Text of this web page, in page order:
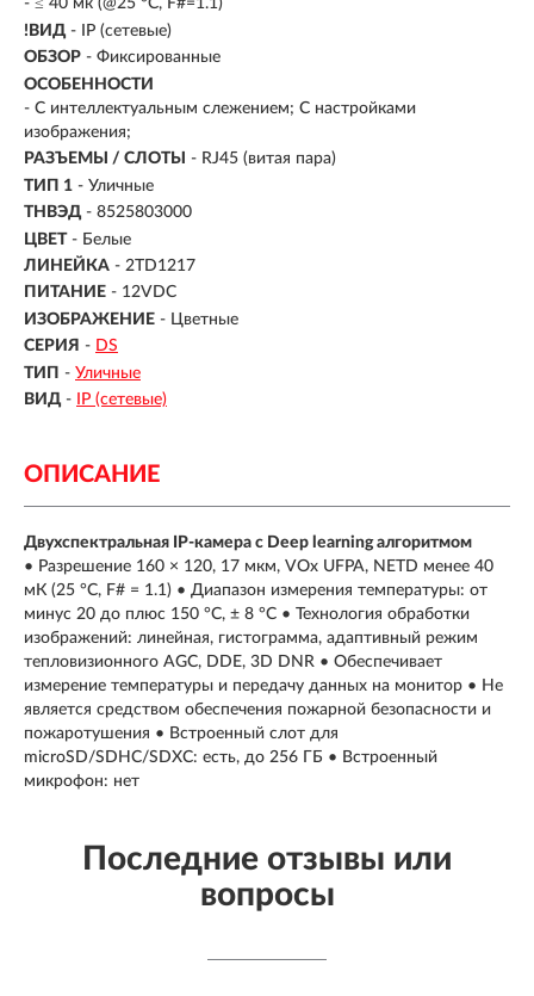
- ≤ 40 мк (@25 °C, F#=1.1)
!ВИД - IP (сетевые)
ОБЗОР - Фиксированные
ОСОБЕННОСТИ
- С интеллектуальным слежением; С настройками
изображения;
РАЗЪЕМЫ / СЛОТЫ
- RJ45 (витая пара)
ТИП 1 - Уличные
ТНВЭД - 8525803000
ЦВЕТ - Белые
ЛИНЕЙКА - 2TD1217
ПИТАНИЕ - 12VDC
ИЗОБРАЖЕНИЕ - Цветные
СЕРИЯ - DS
ТИП - Уличные
ВИД - IP (сетевые)
ОПИСАНИЕ
Двухспектральная IP-камера с Deep learning алгоритмом
• Разрешение 160 × 120, 17 мкм, VOx UFPA, NETD менее 40
мК (25 °C, F# = 1.1) • Диапазон измерения температуры: от
минус 20 до плюс 150 °C, ± 8 °C • Технология обработки
изображений: линейная, гистограмма, адаптивный режим
тепловизионного AGC, DDE, 3D DNR • Обеспечивает
измерение температуры и передачу данных на монитор • Не
является средством обеспечения пожарной безопасности и
пожаротушения • Встроенный слот для
microSD/SDHC/SDXC: есть, до 256 ГБ • Встроенный
микрофон: нет
Последние отзывы или
вопросы